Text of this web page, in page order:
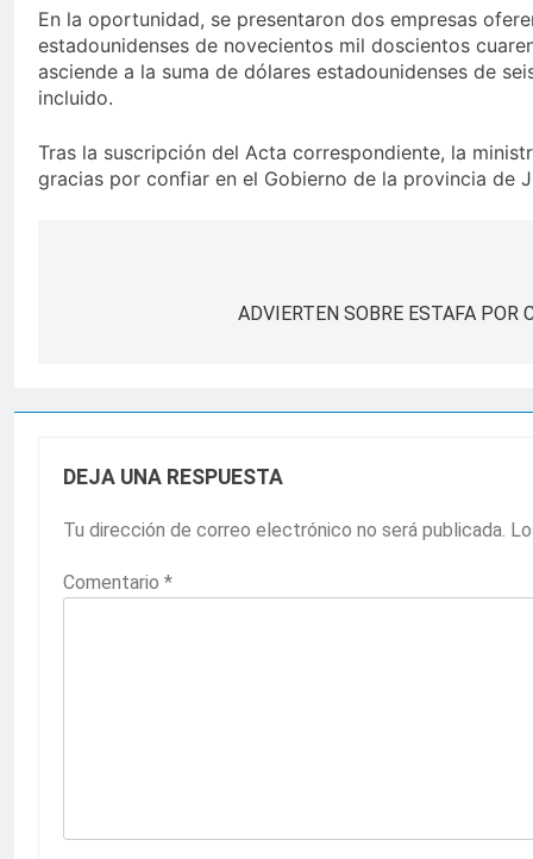
En la oportunidad, se presentaron dos empresas
estadounidenses de novecientos mil doscientos
asciende a la suma de dólares estadounidenses de
incluido.
Tras la suscripción del Acta correspondiente, la
gracias por confiar en el Gobierno de la provincia de
ADVIERTEN SOBRE ESTAFA POR
DEJA UNA RESPUESTA
Tu dirección de correo electrónico no será publicada.
Comentario *